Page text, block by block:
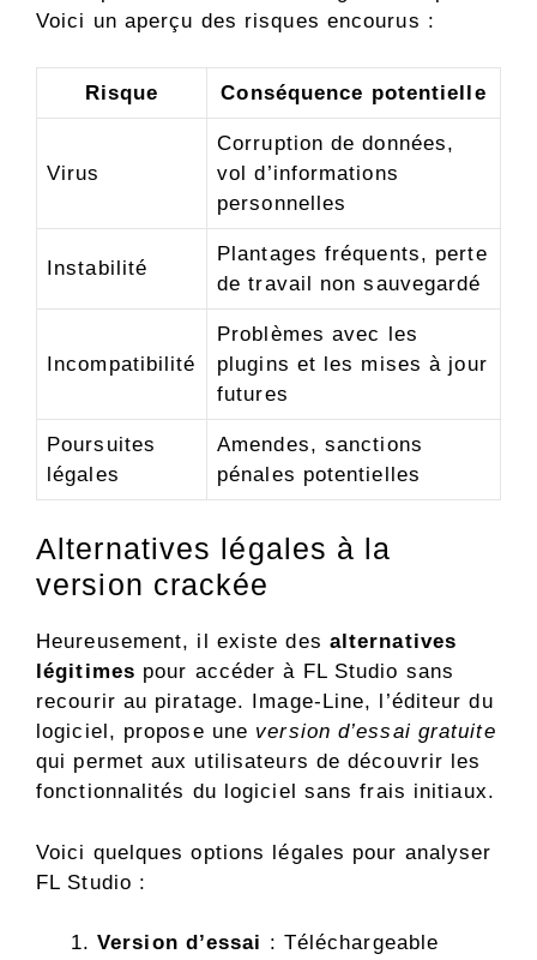
Voici un aperçu des risques encourus :
Risque Conséquence potentielle
Virus
Corruption de données,
vol d’informations
personnelles
Instabilité
Plantages fréquents, perte
de travail non sauvegardé
Incompatibilité
Problèmes avec les
plugins et les mises à jour
futures
Poursuites
légales
Amendes, sanctions
pénales potentielles
Alternatives légales à la
version crackée
Heureusement, il existe des alternatives
légitimes pour accéder à FL Studio sans
recourir au piratage. Image-Line, l’éditeur du
logiciel, propose une version d’essai gratuite
qui permet aux utilisateurs de découvrir les
fonctionnalités du logiciel sans frais initiaux.
Voici quelques options légales pour analyser
FL Studio :
Version d’essai : Téléchargeable